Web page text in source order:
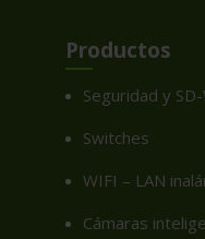
Productos
Seguridad y
Switches
WIFI – LAN
Cámaras